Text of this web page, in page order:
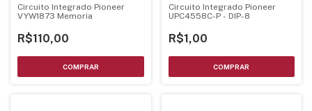
Circuito Integrado Pioneer
VYW1873 Memoria
R$110,00
Circuito Integrado Pioneer
UPC4558C-P - DIP-8
R$1,00